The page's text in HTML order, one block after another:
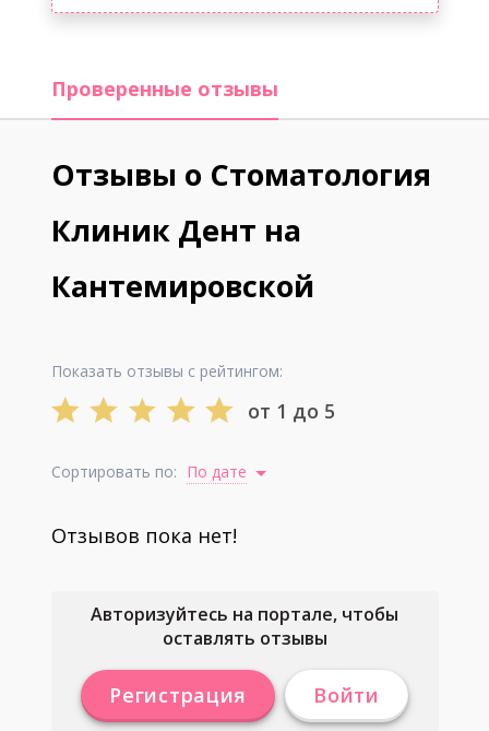
Проверенные отзывы
Отзывы о Стоматология
Клиник Дент на
Кантемировской
Показать отзывы с рейтингом:
от 1 до 5
Сортировать по: По дате
Отзывов пока нет!
Авторизуйтесь на портале, чтобы
оставлять отзывы
Регистрация Войти